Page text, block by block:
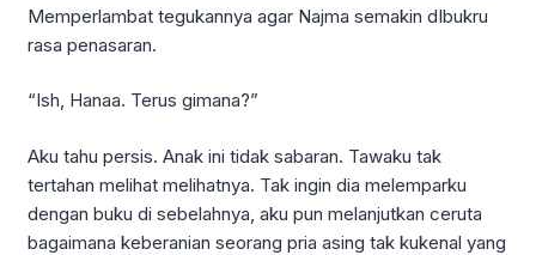
Memperlambat tegukannya agar Najma semakin dIbukru
rasa penasaran.
“Ish, Hanaa. Terus gimana?”
Aku tahu persis. Anak ini tidak sabaran. Tawaku tak
tertahan melihat melihatnya. Tak ingin dia melemparku
dengan buku di sebelahnya, aku pun melanjutkan ceruta
bagaimana keberanian seorang pria asing tak kukenal yang